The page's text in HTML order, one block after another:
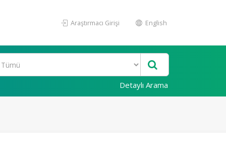
Araştırmacı Girişi English
Detaylı Arama